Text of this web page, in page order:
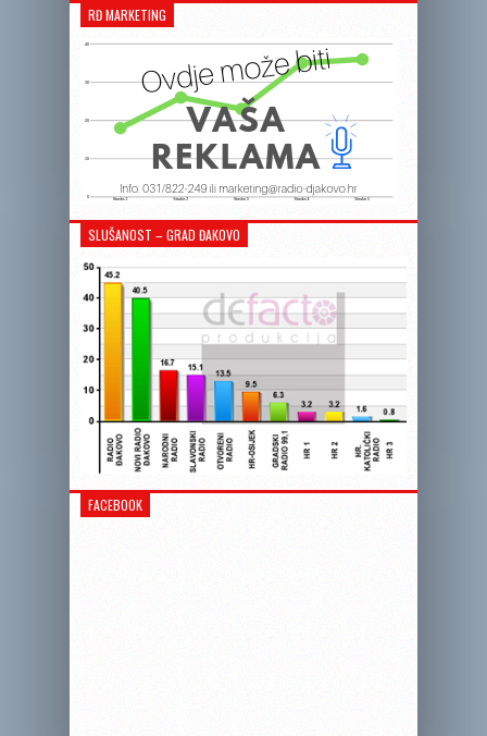
RĐ MARKETING
SLUŠANOST – GRAD ĐAKOVO
FACEBOOK